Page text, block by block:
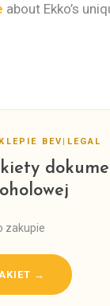
about Ekko’s
BEV|LEGAL
zakupie
→